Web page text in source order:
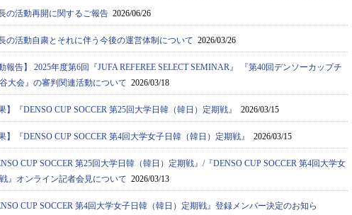
の活動再開に関するご報告 2026/06/26
の活動自粛とそれに伴う今後の運営体制について 2026/03/26
動報告】 2025年度第6回『JUFA REFEREE SELECT SEMINAR』 『第40回デンソーカップチ
大会』の審判関連活動について 2026/03/18
果】『DENSO CUP SOCCER 第25回大学日韓（韓日）定期戦』 2026/03/15
果】『DENSO CUP SOCCER 第4回大学女子日韓（韓日）定期戦』 2026/03/15
CUP SOCCER 第25回大学日韓（韓日）定期戦』/『DENSO CUP SOCCER 第4回大学女
』オンライン記者会見について 2026/03/13
CUP SOCCER 第4回大学女子日韓（韓日）定期戦』登録メンバー決定のお知ら